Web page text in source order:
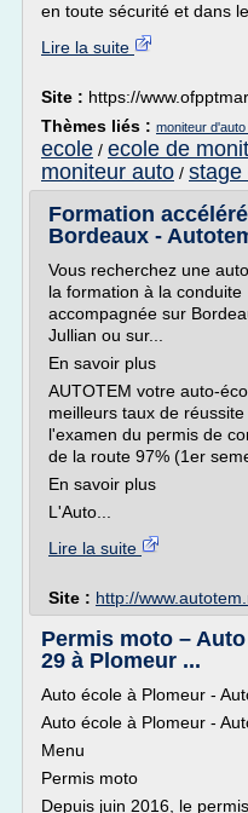
en toute sécurité et dans
Lire la suite
Site : https://
Thèmes liés : moniteur
ecole / ecole de
moniteur auto / stage
Formation
Bordeaux -
Vous recherchez une
la formation à la conduite
accompagnée sur
Jullian ou sur...
En savoir plus
AUTOTEM votre auto-
meilleurs taux de
l'examen du permis de
de la route 97% (1er
En savoir plus
L'Auto...
Lire la suite
Site : http://
Permis moto –
29 à Plomeur ...
Auto école à Plomeur -
Auto école à Plomeur -
Menu
Permis moto
Depuis juin 2016, le